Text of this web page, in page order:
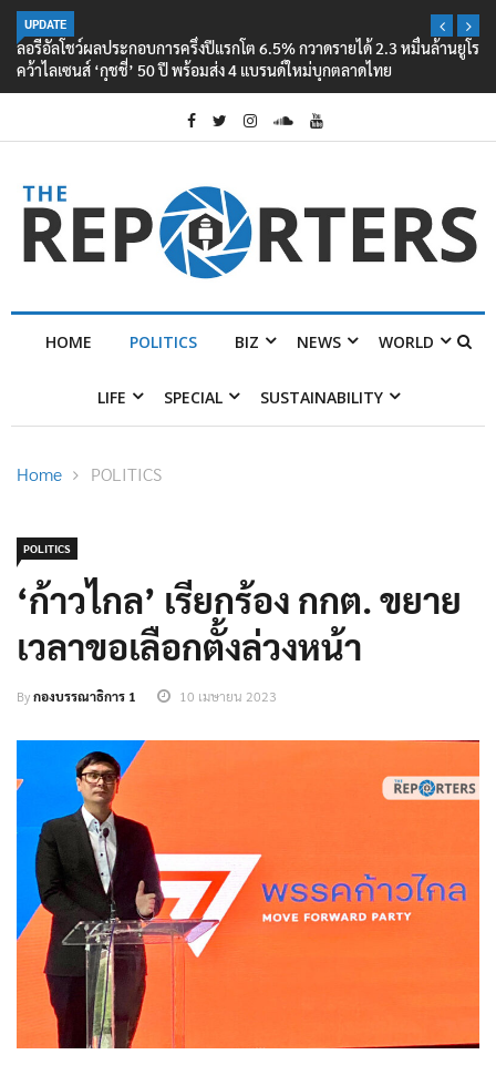
UPDATE
ลอรีอัลโชว์ผลประกอบการครึ่งปีแรกโต 6.5% กวาดรายได้ 2.3 หมื่นล้านยูโร
คว้าไลเซนส์ ‘กุชชี่’ 50 ปี พร้อมส่ง 4 แบรนด์ใหม่บุกตลาดไทย
HOME POLITICS BIZ NEWS WORLD
LIFE SPECIAL SUSTAINABILITY
Home POLITICS
POLITICS
‘ก้าวไกล’ เรียกร้อง กกต. ขยาย
เวลาขอเลือกตั้งล่วงหน้า
Byกองบรรณาธิการ 1 10 เมษายน 2023